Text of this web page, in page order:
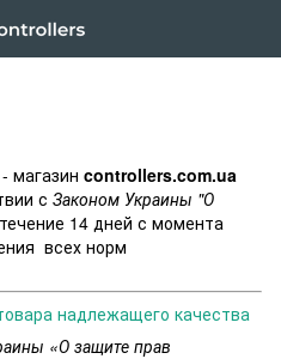
магазин controllers.com.ua
с Законом Украины "О
14 дней с момента
всех норм
надлежащего качества
«О защите прав